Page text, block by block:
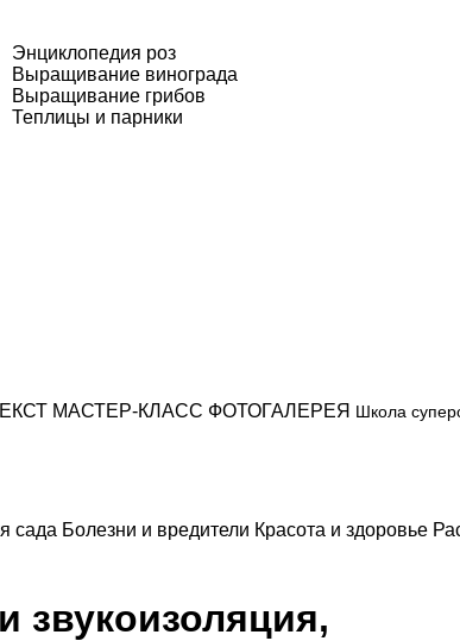
Энциклопедия роз
Выращивание винограда
Выращивание грибов
Теплицы и парники
МАСТЕР-КЛАСС ФОТОГАЛЕРЕЯ Школа
сада Болезни и вредители Красота и здоровье
звукоизоляция,